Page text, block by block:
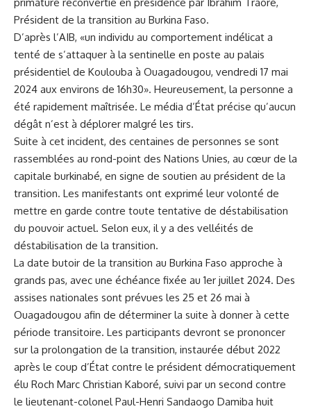
Président de la ​transition au Burkina Faso.
D’après l’AIB, «un‍ individu au comportement indélicat a
tenté ​de s’attaquer à la sentinelle en​ poste au palais
présidentiel de‌ Koulouba à Ouagadougou,⁤ vendredi 17 mai
2024 aux environs de ⁣16h30». Heureusement, la personne‌ a
été rapidement maîtrisée. Le média d’État précise qu’aucun‍
dégât n’est à déplorer malgré les tirs.
Suite à cet incident, des centaines de personnes se sont
rassemblées au rond-point⁤ des Nations Unies, au cœur de la
capitale burkinabé, en ‍signe de soutien au président de la
transition. Les ⁣manifestants ont exprimé leur volonté de
‍mettre en garde contre⁣ toute tentative ⁢de déstabilisation
du pouvoir⁣ actuel. Selon eux, il y ‍a des velléités de
déstabilisation de la transition.
La date butoir de la transition au Burkina Faso ‍approche à
grands pas, avec une échéance fixée au‌ 1er⁢ juillet 2024. Des
assises nationales sont prévues les 25 et 26⁤ mai⁣ à
Ouagadougou afin de déterminer ‌la suite‌ à donner à cette
période transitoire. ⁣Les participants devront se prononcer
sur la prolongation de la transition, instaurée début 2022
après ​le coup d’État contre le président ​démocratiquement
élu⁢ Roch Marc Christian Kaboré, suivi par un second contre
le lieutenant-colonel Paul-Henri Sandaogo Damiba huit